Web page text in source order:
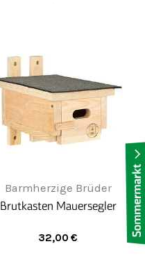
Barmherzige Brüder
Brutkasten Mauersegler
32,00 €